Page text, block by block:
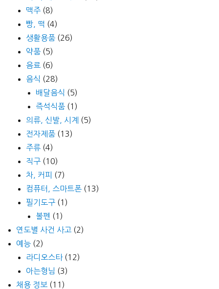
맥주 (8)
빵, 떡 (4)
생활용품 (26)
약품 (5)
음료 (6)
음식 (28)
배달음식 (5)
즉석식품 (1)
의류, 신발, 시계 (5)
전자제품 (13)
주류 (4)
직구 (10)
차, 커피 (7)
컴퓨터, 스마트폰 (13)
필기도구 (1)
볼펜 (1)
연도별 사건 사고 (2)
예능 (2)
라디오스타(12)
아는형님 (3)
채용 정보 (11)